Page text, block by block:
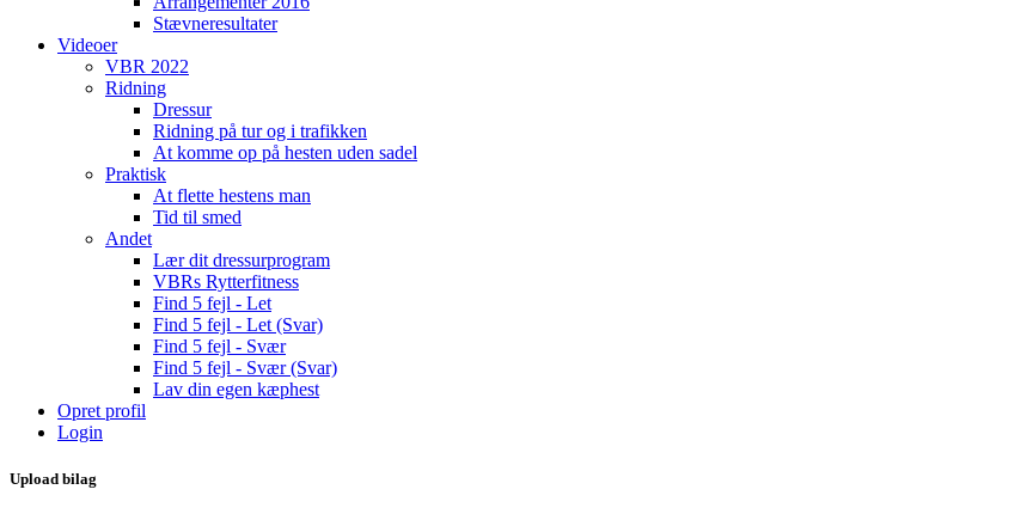
Stævneresultater
Videoer
VBR 2022
Ridning
Dressur
Ridning på tur og i trafikken
At komme op på hesten uden sadel
Praktisk
At flette hestens man
Tid til smed
Andet
Lær dit dressurprogram
VBRs Rytterfitness
Find 5 fejl - Let
Find 5 fejl - Let (Svar)
Find 5 fejl - Svær
Find 5 fejl - Svær (Svar)
Lav din egen kæphest
Opret profil
Login
Upload bilag